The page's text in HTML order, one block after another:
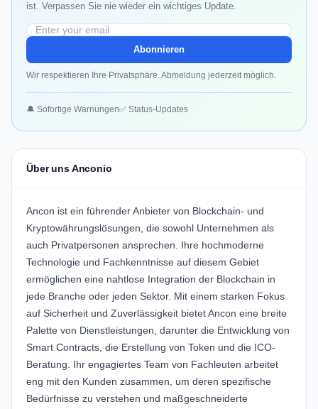
ist. Verpassen Sie nie wieder ein wichtiges Update.
Abonnieren
Wir respektieren Ihre Privatsphäre. Abmeldung jederzeit möglich.
🔔 Sofortige Warnungen✅ Status-Updates
Über uns Anconio
Ancon ist ein führender Anbieter von Blockchain- und
Kryptowährungslösungen, die sowohl Unternehmen als
auch Privatpersonen ansprechen. Ihre hochmoderne
Technologie und Fachkenntnisse auf diesem Gebiet
ermöglichen eine nahtlose Integration der Blockchain in
jede Branche oder jeden Sektor. Mit einem starken Fokus
auf Sicherheit und Zuverlässigkeit bietet Ancon eine breite
Palette von Dienstleistungen, darunter die Entwicklung von
Smart Contracts, die Erstellung von Token und die ICO-
Beratung. Ihr engagiertes Team von Fachleuten arbeitet
eng mit den Kunden zusammen, um deren spezifische
Bedürfnisse zu verstehen und maßgeschneiderte